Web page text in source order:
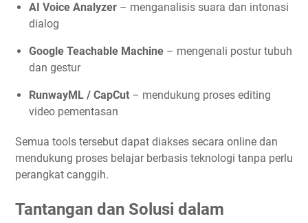
AI Voice Analyzer – menganalisis suara dan intonasi
dialog
Google Teachable Machine – mengenali postur tubuh
dan gestur
RunwayML / CapCut – mendukung proses editing
video pementasan
Semua tools tersebut dapat diakses secara online dan
mendukung proses belajar berbasis teknologi tanpa perlu
perangkat canggih.
Tantangan dan Solusi dalam